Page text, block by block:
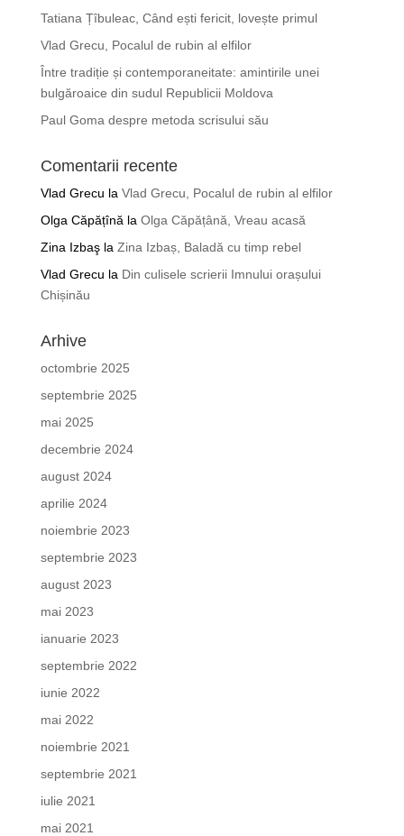
Tatiana Țîbuleac, Când ești fericit, lovește primul
Vlad Grecu, Pocalul de rubin al elfilor
Între tradiție și contemporaneitate: amintirile unei
bulgăroaice din sudul Republicii Moldova
Paul Goma despre metoda scrisului său
Comentarii recente
Vlad Grecu la Vlad Grecu, Pocalul de rubin al elfilor
Olga Căpățînă la Olga Căpățână, Vreau acasă
Zina Izbaşla Zina Izbaș, Baladă cu timp rebel
Vlad Grecu la Din culisele scrierii Imnului orașului
Chișinău
Arhive
octombrie 2025
septembrie 2025
mai 2025
decembrie 2024
august 2024
aprilie 2024
noiembrie 2023
septembrie 2023
august 2023
mai 2023
ianuarie 2023
septembrie 2022
iunie 2022
mai 2022
noiembrie 2021
septembrie 2021
iulie 2021
mai 2021